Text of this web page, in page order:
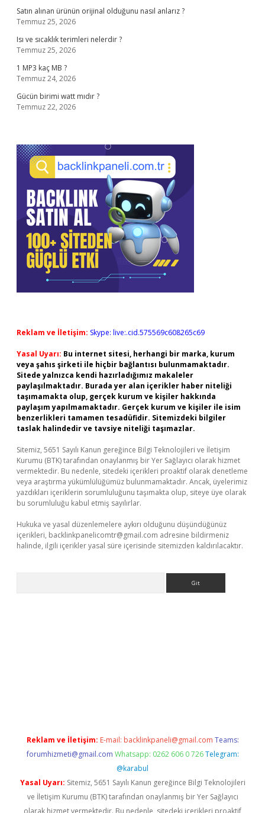
Satın alınan ürünün orijinal olduğunu nasıl anlarız ?
Temmuz 25, 2026
Isı ve sıcaklık terimleri nelerdir ?
Temmuz 25, 2026
1 MP3 kaç MB ?
Temmuz 24, 2026
Gücün birimi watt mıdır ?
Temmuz 22, 2026
Reklam ve İletişim: Skype: live:.cid.575569c608265c69
Yasal Uyarı: Bu internet sitesi, herhangi bir marka, kurum
veya şahıs şirketi ile hiçbir bağlantısı bulunmamaktadır.
Sitede yalnızca kendi hazırladığımız makaleler
paylaşılmaktadır. Burada yer alan içerikler haber niteliği
taşımamakta olup, gerçek kurum ve kişiler hakkında
paylaşım yapılmamaktadır. Gerçek kurum ve kişiler ile isim
benzerlikleri tamamen tesadüfidir. Sitemizdeki bilgiler
taslak halindedir ve tavsiye niteliği taşımazlar.
Sitemiz, 5651 Sayılı Kanun gereğince Bilgi Teknolojileri ve İletişim
Kurumu (BTK) tarafından onaylanmış bir Yer Sağlayıcı olarak hizmet
vermektedir. Bu nedenle, sitedeki içerikleri proaktif olarak denetleme
veya araştırma yükümlülüğümüz bulunmamaktadır. Ancak, üyelerimiz
yazdıkları içeriklerin sorumluluğunu taşımakta olup, siteye üye olarak
bu sorumluluğu kabul etmiş sayılırlar.
Hukuka ve yasal düzenlemelere aykırı olduğunu düşündüğünüz
içerikleri, backlinkpanelicomtr@gmail.com adresine bildirmeniz
halinde, ilgili içerikler yasal süre içerisinde sitemizden kaldırılacaktır.
Reklam ve İletişim: E-mail: backlinkpaneli@gmail.com Teams:
forumhizmeti@gmail.com Whatsapp: 0262 606 0 726 Telegram:
@karabul
Yasal Uyarı: Sitemiz, 5651 Sayılı Kanun gereğince Bilgi Teknolojileri
ve İletişim Kurumu (BTK) tarafından onaylanmış bir Yer Sağlayıcı
olarak hizmet vermektedir. Bu nedenle, sitedeki içerikleri proaktif